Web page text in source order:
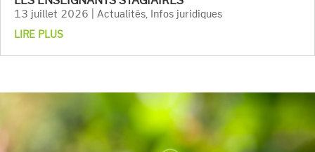
13 juillet 2026 Actualités
Infos juridiques
LIRE PLUS